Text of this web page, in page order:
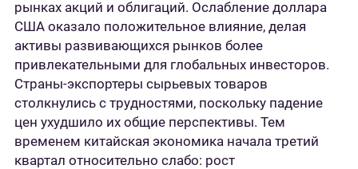
рынках акций и облигаций. Ослабление доллара
США оказало положительное влияние, делая
активы развивающихся рынков более
привлекательными для глобальных инвесторов.
Страны-экспортеры сырьевых товаров
столкнулись с трудностями, поскольку падение
цен ухудшило их общие перспективы. Тем
временем китайская экономика начала третий
квартал относительно слабо: рост